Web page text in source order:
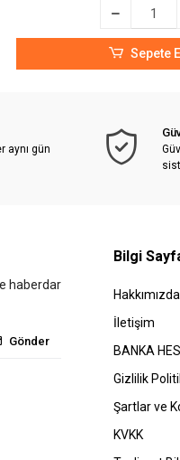
Sepete
aynı gün
haberdar
Gönder
Bilgi
Hakkımızda
İletişim
BANKA
Gizlilik
Şartlar ve
KVKK